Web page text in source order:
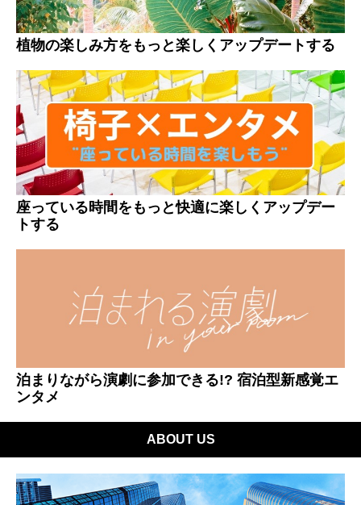
植物の楽しみ方をもっと楽しくアップデートする
座っている時間をもっと快適に楽しくアップデー
トする
泊まりながら演劇に参加できる!? 宿泊型新感覚エ
ンタメ
ABOUT US